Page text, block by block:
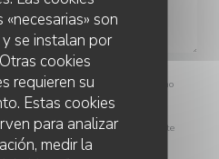
son
se instalan por
cookies
requieren su
Estas cookies
para analizar
medir la
de datos, puede ejercer su derecho a no
en la Lista Robinson:
el tratamiento de sus datos, consulte